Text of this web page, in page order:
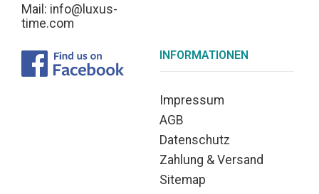
Mail: info@luxus-
time.com
INFORMATIONEN
Impressum
AGB
Datenschutz
Zahlung & Versand
Sitemap